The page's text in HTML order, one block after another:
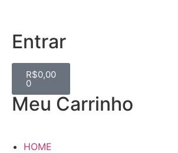
Entrar
R$0,00
0
Meu Carrinho
HOME